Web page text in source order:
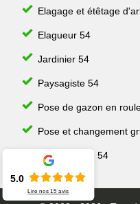
Elagage et étêtage
Elagueur 54
Jardinier 54
Paysagiste 54
Pose de gazon en
Pose et changement
Taille de haie 54
5.0
Lire nos15 avis